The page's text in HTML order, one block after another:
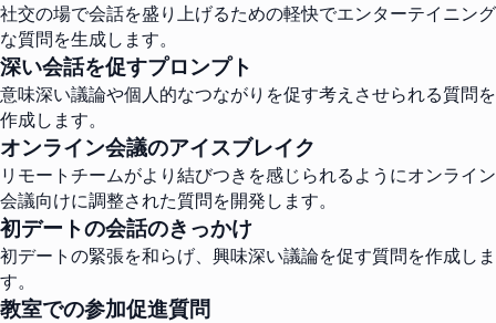
社交の場で会話を盛り上げるための軽快でエンターテイニング
な質問を生成します。
深い会話を促すプロンプト
意味深い議論や個人的なつながりを促す考えさせられる質問を
作成します。
オンライン会議のアイスブレイク
リモートチームがより結びつきを感じられるようにオンライン
会議向けに調整された質問を開発します。
初デートの会話のきっかけ
初デートの緊張を和らげ、興味深い議論を促す質問を作成しま
す。
教室での参加促進質問